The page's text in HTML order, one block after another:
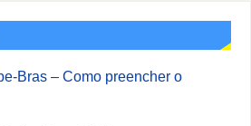
Bras – Como preencher o